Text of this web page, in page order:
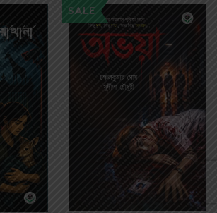
SALE